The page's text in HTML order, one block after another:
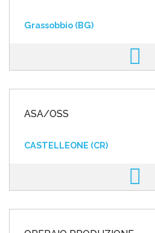
Grassobbio (BG)
ASA/OSS
CASTELLEONE (CR)